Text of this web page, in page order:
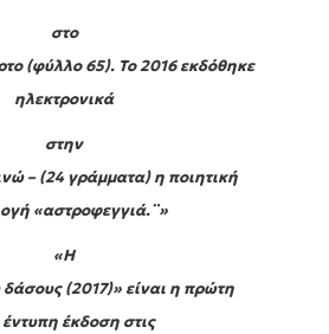
στο
(φύλλο 65). Το 2016 εκδόθηκε
ηλεκτρονικά
στην
– (24 γράμματα) η ποιητική
«αστροφεγγιά.¨»
«Η
(2017)» είναι η πρώτη
έντυπη έκδοση στις